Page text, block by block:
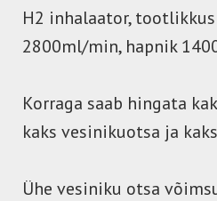
H2 inhalaator,
2800ml/min, hapnik
Korraga saab hingata
kaks vesinikuotsa ja
Ühe vesiniku otsa